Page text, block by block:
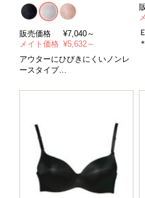
販売価格 ¥7,040～
メイト価格 ¥5,632～
アウターにひびきにくいノンレ
ースタイプ
トロールパワー/中＊サイズ/Ａ